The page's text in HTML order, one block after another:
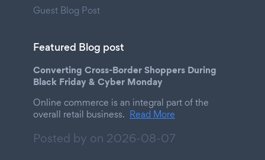
Guest Blog Post
Featured Blog post
Converting Cross-Border Shoppers During
Black Friday & Cyber Monday
Online commerce is an integral part of the
overall retail business. Read More
Posted by on 2026-08-07